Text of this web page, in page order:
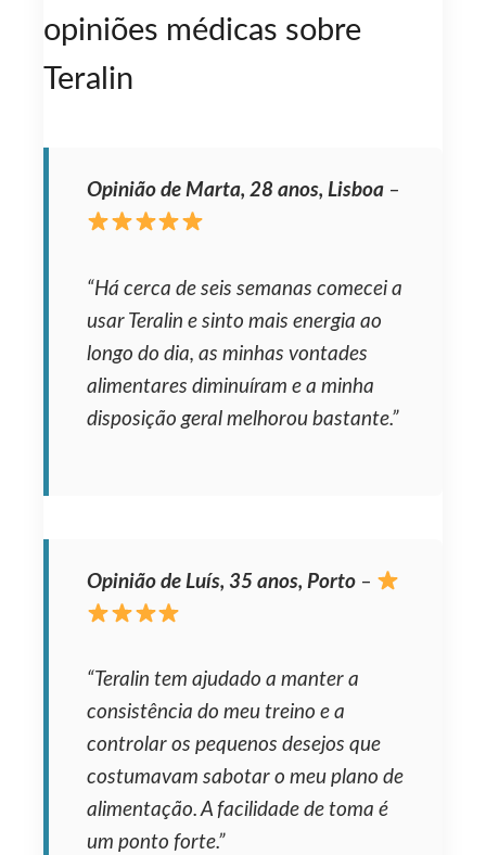
opiniões médicas sobre
Teralin
Opinião de Marta, 28 anos, Lisboa –
“Há cerca de seis semanas comecei a
usar Teralin e sinto mais energia ao
longo do dia, as minhas vontades
alimentares diminuíram e a minha
disposição geral melhorou bastante.”
Opinião de Luís, 35 anos, Porto –
“Teralin tem ajudado a manter a
consistência do meu treino e a
controlar os pequenos desejos que
costumavam sabotar o meu plano de
alimentação. A facilidade de toma é
um ponto forte.”